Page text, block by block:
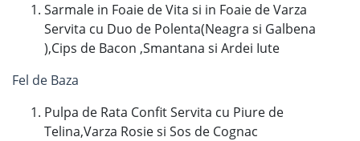
Sarmale in Foaie de Vita si in Foaie de Varza
Servita cu Duo de Polenta(Neagra si Galbena
),Cips de Bacon ,Smantana si Ardei Iute
Fel de Baza
Pulpa de Rata Confit Servita cu Piure de
Telina,Varza Rosie si Sos de Cognac